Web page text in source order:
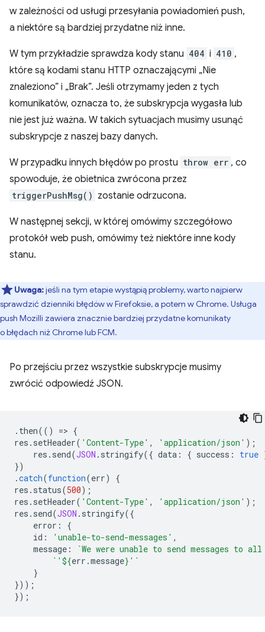
w zależności od usługi przesyłania powiadomień push,
a niektóre są bardziej przydatne niż inne.
W tym przykładzie sprawdza kody stanu 404 i 410 ,
które są kodami stanu HTTP oznaczającymi „Nie
znaleziono” i „Brak”. Jeśli otrzymamy jeden z tych
komunikatów, oznacza to, że subskrypcja wygasła lub
nie jest już ważna. W takich sytuacjach musimy usunąć
subskrypcje z naszej bazy danych.
W przypadku innych błędów po prostu throw err , co
spowoduje, że obietnica zwrócona przez
triggerPushMsg() zostanie odrzucona.
W następnej sekcji, w której omówimy szczegółowo
protokół web push, omówimy też niektóre inne kody
stanu.
Uwaga:jeśli na tym etapie wystąpią problemy, warto najpierw
sprawdzić dzienniki błędów w Firefoksie, a potem w Chrome. Usługa
push Mozilli zawiera znacznie bardziej przydatne komunikaty
o błędach niż Chrome lub FCM.
Po przejściu przez wszystkie subskrypcje musimy
zwrócić odpowiedź JSON.
. then(() => {
res . setHeader( 'Content-Type' , 'application/json' );
res . send(JSON . stringify({ data : { success : true
})
.catch(function(err)
{
res . status(500);
res . setHeader( 'Content-Type' , 'application/json' );
res . send(JSON . stringify({
error :
{
id : 'unable-to-send-messages' ,
message :
`We were unable to send messages to
`' ${err .message} '`
}
}));
});